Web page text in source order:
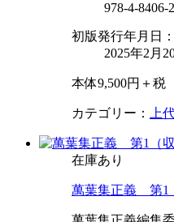
978-4-8406-
初版発行年月日：
2025年2月
本体9,500円＋税
カテゴリー： 上
在庫あり
萬葉集正義 第1